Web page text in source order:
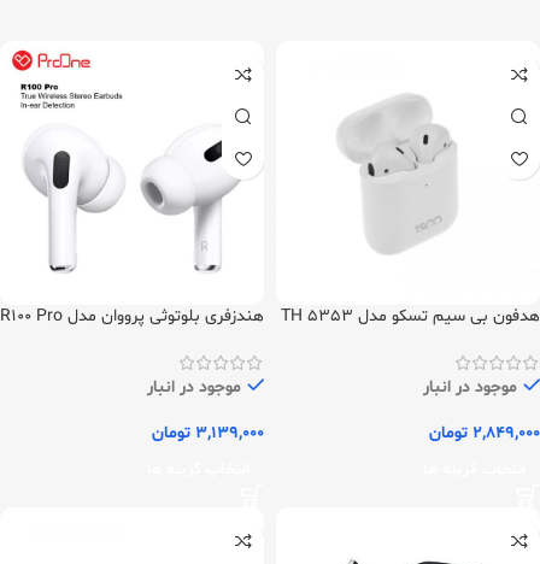
هدفون بی سیم تسکو مدل TH 5353
موجود در انبار
2,849,000 تومان
هندزفری بلوتوثی پرووان مدل R100 Pro
موجود در انبار
3,139,000 تومان